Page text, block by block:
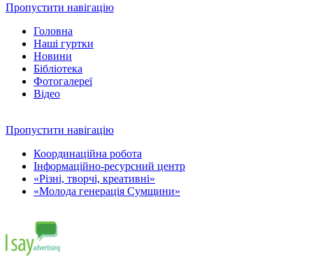
Пропустити навігацію
Головна
Наші гуртки
Новини
Бібліотека
Фотогалереї
Відео
Пропустити навігацію
Координаційна робота
Інформаційно-ресурсний центр
«Різні, творчі, креативні»
«Молода генерація Сумщини»